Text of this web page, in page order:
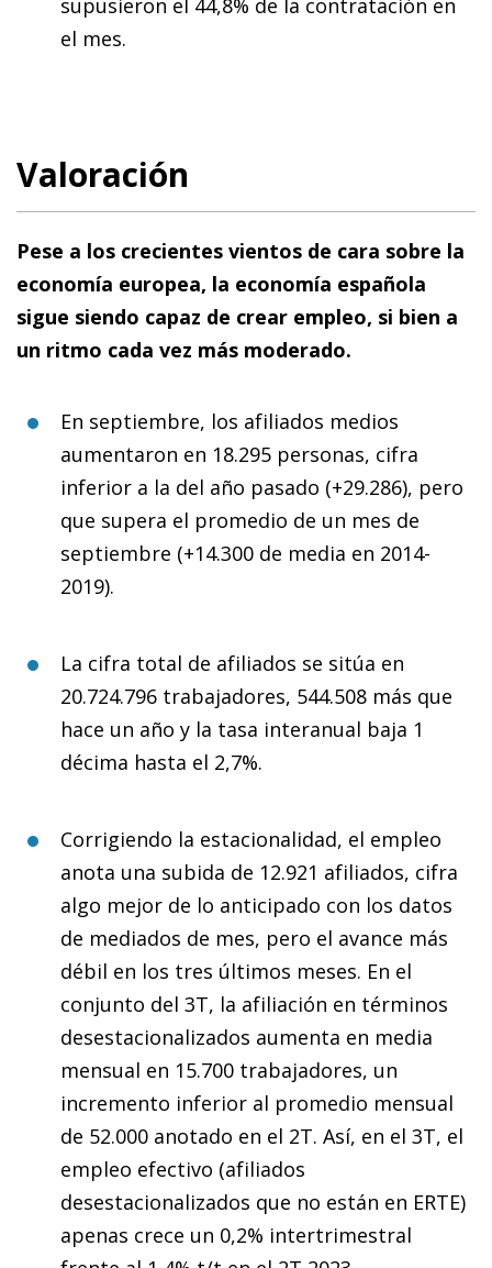
el mes.
Valoración
Pese a los crecientes vientos de cara sobre la
economía europea, la economía española
sigue siendo capaz de crear empleo, si bien a
un ritmo cada vez más moderado.
En septiembre, los afiliados medios
aumentaron en 18.295 personas, cifra
inferior a la del año pasado (+29.286), pero
que supera el promedio de un mes de
septiembre (+14.300 de media en 2014-
2019).
La cifra total de afiliados se sitúa en
20.724.796 trabajadores, 544.508 más que
hace un año y la tasa interanual baja 1
décima hasta el 2,7%.
Corrigiendo la estacionalidad, el empleo
anota una subida de 12.921 afiliados, cifra
algo mejor de lo anticipado con los datos
de mediados de mes, pero el avance más
débil en los tres últimos meses. En el
conjunto del 3T, la afiliación en términos
desestacionalizados aumenta en media
mensual en 15.700 trabajadores, un
incremento inferior al promedio mensual
de 52.000 anotado en el 2T. Así, en el 3T, el
empleo efectivo (afiliados
desestacionalizados que no están en ERTE)
apenas crece un 0,2% intertrimestral